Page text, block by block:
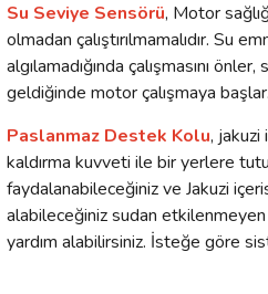
Su Seviye Sensörü, Motor
olmadan çalıştırılmamalıdır. Su
algılamadığında çalışmasını
geldiğinde motor çalışmaya başlar.
Paslanmaz Destek Kolu, jakuzi
kaldırma kuvveti ile bir yerlere
faydalanabileceğiniz ve Jakuzi
alabileceğiniz sudan
yardım alabilirsiniz. İsteğe göre